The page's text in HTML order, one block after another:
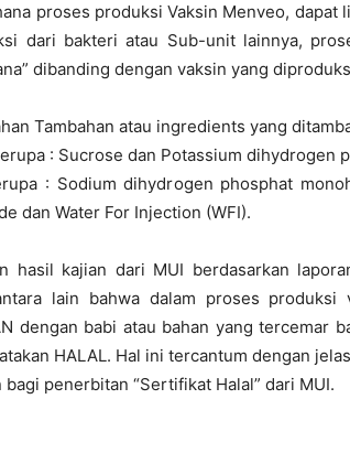
proses produksi Vaksin Menveo, dapat
dari bakteri atau Sub-unit lainnya,
dibanding dengan vaksin yang
Tambahan atau ingredients yang
: Sucrose dan Potassium dihydrogen
: Sodium dihydrogen phosphat
dan Water For Injection (WFI).
hasil kajian dari MUI berdasarkan
lain bahwa dalam proses
dengan babi atau bahan yang tercemar
HALAL. Hal ini tercantum dengan
bagi penerbitan “Sertifikat Halal” dari MUI.